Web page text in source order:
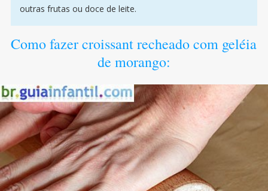
outras frutas ou doce de leite.
Como fazer croissant recheado com geléia
de morango: